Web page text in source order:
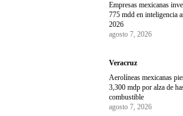
Empresas mexicanas
775 mdd en inteligencia
2026
agosto 7, 2026
Veracruz
Aerolíneas mexicanas
3,300 mdp por alza de
combustible
agosto 7, 2026